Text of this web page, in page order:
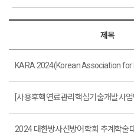
제목
2024 대한방사선방어학회 추계학술